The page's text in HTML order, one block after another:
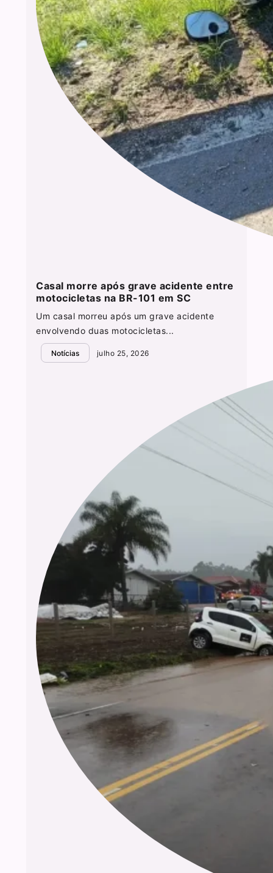
Casal morre após grave acidente entre
motocicletas na BR-101 em SC
Um casal morreu após um grave acidente
envolvendo duas motocicletas...
Notícias julho 25, 2026